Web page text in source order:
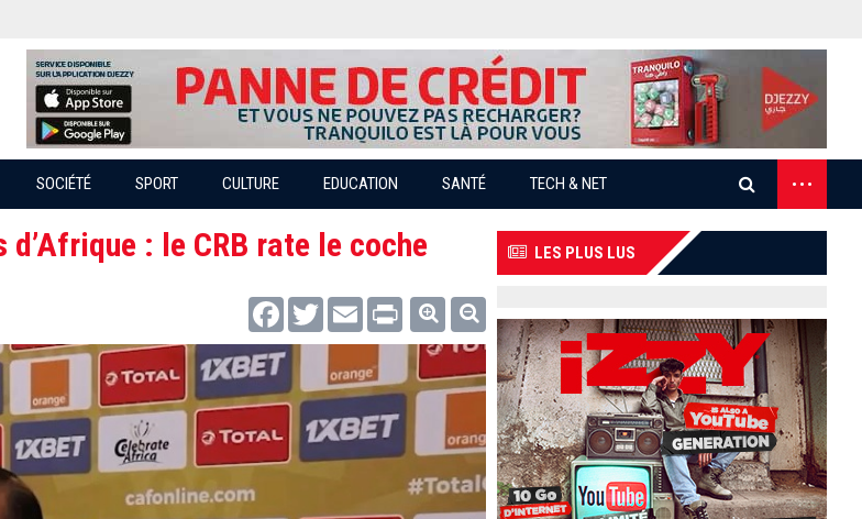
SOCIÉTÉ SPORT CULTURE EDUCATION SANTÉ TECH & NET
...
: le CRB rate le coche
FacebookTwitter Email Print
LES PLUS LUS